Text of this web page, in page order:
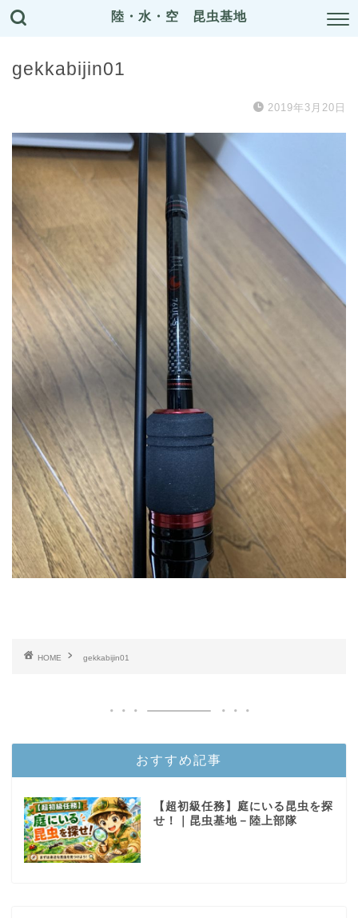
陸・水・空 昆虫基地
gekkabijin01
2019年3月20日
HOME gekkabijin01
おすすめ記事
【超初級任務】庭にいる昆虫を探
せ！｜昆虫基地－陸上部隊